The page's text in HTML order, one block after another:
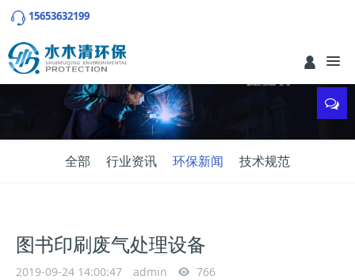
15653632199
全部 行业资讯 环保新闻 技术规范
图书印刷废气处理设备
2019-09-24 14:00:47 admin 766